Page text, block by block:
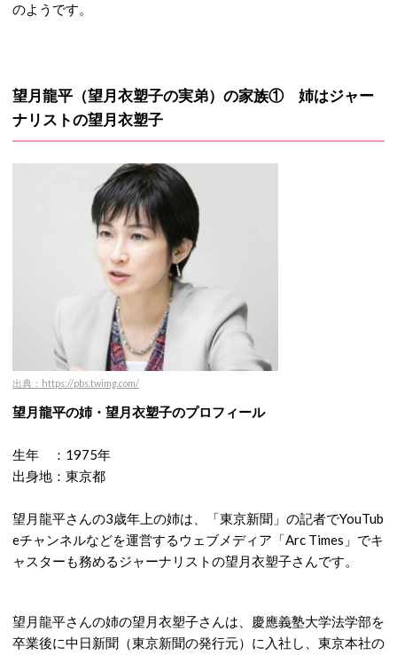
のようです。
望月龍平（望月衣塑子の実弟）の家族① 姉はジャー
ナリストの望月衣塑子
出典：https://pbs.twimg.com/
望月龍平の姉・望月衣塑子のプロフィール
生年 ：1975年
出身地：東京都
望月龍平さんの3歳年上の姉は、「東京新聞」の記者でYouTub
eチャンネルなどを運営するウェブメディア「Arc Times」でキ
ャスターも務めるジャーナリストの望月衣塑子さんです。
望月龍平さんの姉の望月衣塑子さんは、慶應義塾大学法学部を
卒業後に中日新聞（東京新聞の発行元）に入社し、東京本社の